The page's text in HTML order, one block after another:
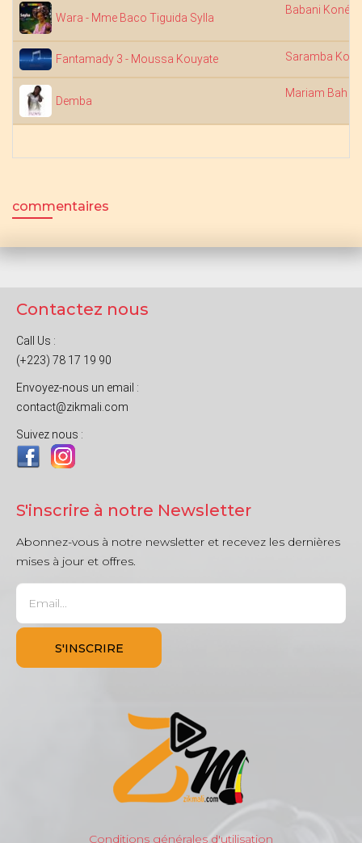
Wara - Mme Baco Tiguida Sylla
Babani Koné
Fantamady 3 - Moussa Kouyate Saramba
Demba
Mariam Bah
commentaires
Contactez nous
Call Us :
(+223) 78 17 19 90
Envoyez-nous un email :
contact@zikmali.com
Suivez nous :
S'inscrire à notre Newsletter
Abonnez-vous à notre newsletter et recevez les dernières
mises à jour et offres.
Conditions générales d'utilisation